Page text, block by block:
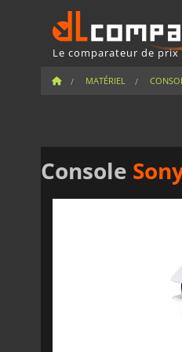
Le comparateur de prix
MATÉRIEL
Console